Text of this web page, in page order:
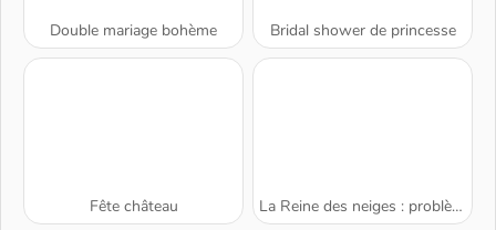
Double mariage bohème Bridal shower de princesse
Fête château La Reine des neiges : problème de langue